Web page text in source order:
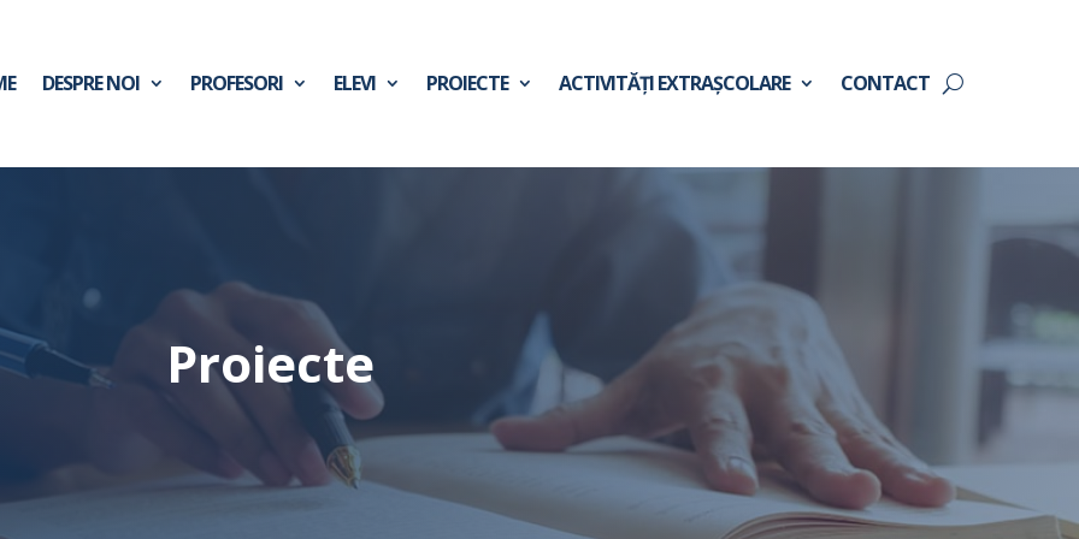
DESPRE NOI PROFESORI ELEVI PROIECTE ACTIVITĂȚI EXTRAȘCOLARE CONTACT
Proiecte